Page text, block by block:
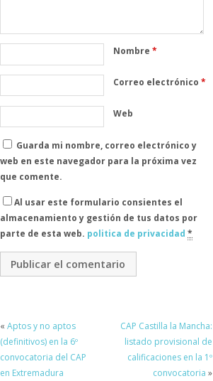
Nombre*
Correo electrónico*
Web
Guarda mi nombre, correo electrónico y
web en este navegador para la próxima vez
que comente.
Al usar este formulario consientes el
almacenamiento y gestión de tus datos por
parte de esta web. politica de privacidad *
« Aptos y no aptos
(definitivos) en la 6º
convocatoria del CAP
en Extremadura
CAP Castilla la Mancha:
listado provisional de
calificaciones en la 1º
convocatoria »